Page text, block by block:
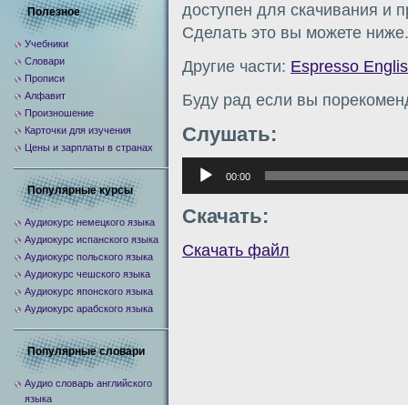
доступен для скачивания и
Сделать это вы можете ниже.
Другие части: Espresso
Буду рад если вы
Слушать:
Аудиоплеер
00:00
Скачать:
Скачать файл
Полезное
Учебники
Словари
Прописи
Алфавит
Произношение
Карточки для изучения
Цены и зарплаты в странах
Популярные курсы
Аудиокурс немецкого языка
Аудиокурс испанского языка
Аудиокурс польского языка
Аудиокурс чешского языка
Аудиокурс японского языка
Аудиокурс арабского языка
Популярные словари
Аудио словарь английского
языка